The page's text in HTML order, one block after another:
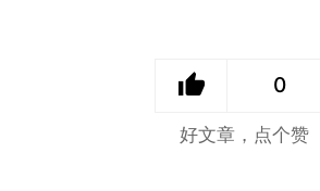
0
好文章，点个赞